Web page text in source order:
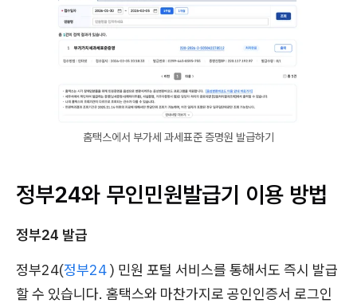
홈택스에서 부가세 과세표준 증명원 발급하기
정부24와 무인민원발급기 이용 방법
정부24 발급
정부24(정부24) 민원 포털 서비스를 통해서도 즉시 발급
할 수 있습니다. 홈택스와 마찬가지로 공인인증서 로그인